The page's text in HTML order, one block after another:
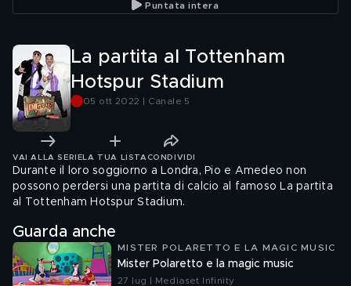
Puntata intera
La partita al Tottenham
Hotspur Stadium
05 ott 2022 | Canale 5
VAI ALLA SERIE LA TUA LISTA CONDIVIDI
Durante il loro soggiorno a Londra, Pio e Amedeo non
possono perdersi una partita di calcio al famoso La partita
al Tottenham Hotspur Stadium.
Guarda anche
MISTER POLARETTO E LA MAGIC MUSIC
Mister Polaretto e la magic music
27 lug | Mediaset Infinity